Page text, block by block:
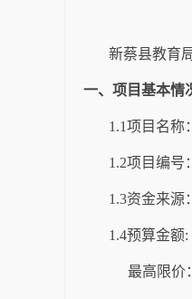
新蔡县教育
一、 项目基本情
1.1项目名称
1.2项目编号
1.3资金来源
1.4预算金额:
最高限价